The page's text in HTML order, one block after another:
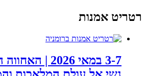
רטריט אמנות
3-7 במאי 2026